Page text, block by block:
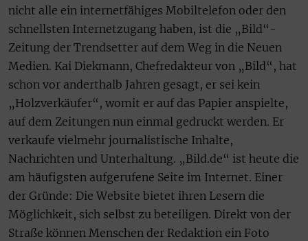
nicht alle ein internetfähiges Mobiltelefon oder den
schnellsten Internetzugang haben, ist die „Bild“-
Zeitung der Trendsetter auf dem Weg in die Neuen
Medien. Kai Diekmann, Chefredakteur von „Bild“, hat
schon vor anderthalb Jahren gesagt, er sei kein
„Holzverkäufer“, womit er auf das Papier anspielte,
auf dem Zeitungen nun einmal gedruckt werden. Er
verkaufe vielmehr journalistische Inhalte,
Nachrichten und Unterhaltung. „Bild.de“ ist heute die
am häufigsten aufgerufene Seite im Internet. Einer
der Gründe: Die Website bietet ihren Lesern die
Möglichkeit, sich selbst zu beteiligen. Direkt von der
Straße können Menschen der Redaktion ein Foto